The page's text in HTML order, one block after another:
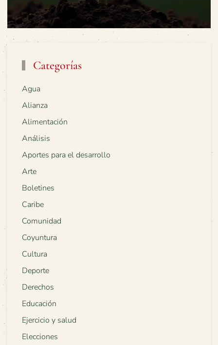
Categorías
Agua
Alianza
Alimentación
Análisis
Aportes para el desarrollo
Arte
Boletines
Caribe
Comunidad
Coyuntura
Cultura
Deporte
Derechos
Educación
Ejercicio y salud
Elecciones